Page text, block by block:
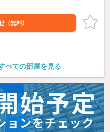
（無料）
べての部屋を見る